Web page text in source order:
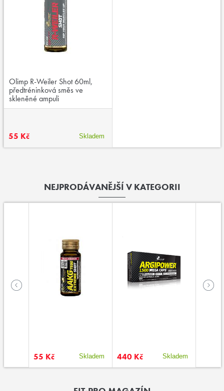
Olimp R-Weiler Shot 60ml,
předtréninková směs ve
skleněné ampuli
55 Kč Skladem
NEJPRODÁVANĚJŠÍ V KATEGORII
55 Kč Skladem 440 Kč Skladem